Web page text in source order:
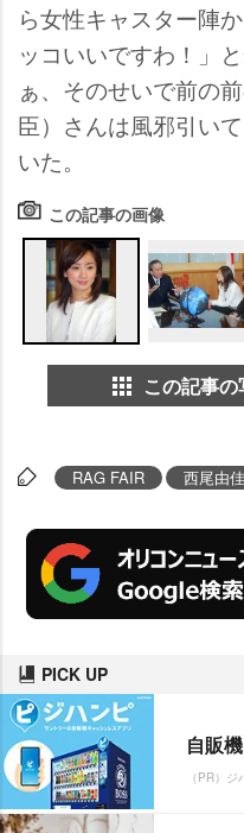
ら女性キャスター陣
ッコいいですわ！」
ぁ、そのせいで前の
臣）さんは風邪引い
いた。
この記事の画像
この記事の
RAG FAIR 西尾由
PICK UP
自販
（PR）ジ